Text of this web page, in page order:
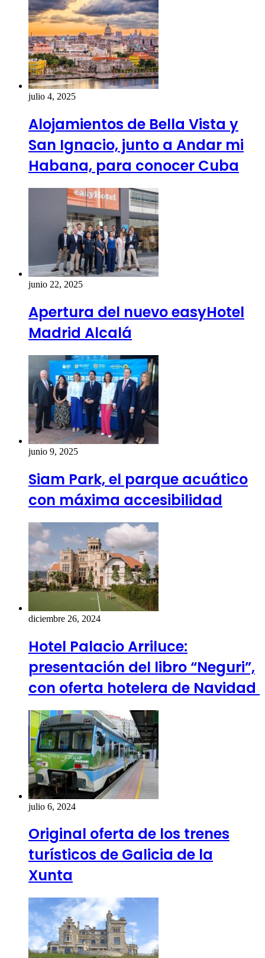
julio 4, 2025
Alojamientos de Bella Vista y
San Ignacio, junto a Andar mi
Habana, para conocer Cuba
junio 22, 2025
Apertura del nuevo easyHotel
Madrid Alcalá
junio 9, 2025
Siam Park, el parque acuático
con máxima accesibilidad
diciembre 26, 2024
Hotel Palacio Arriluce:
presentación del libro “Neguri”,
con oferta hotelera de Navidad
julio 6, 2024
Original oferta de los trenes
turísticos de Galicia de la
Xunta